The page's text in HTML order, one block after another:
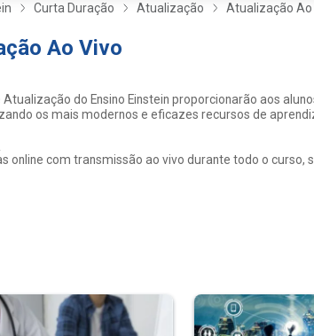
Curta Duração Atualização Atualização Ao
Ao Vivo
Atualização do Ensino Einstein proporcionarão aos
os mais modernos e eficazes recursos de
online com transmissão ao vivo durante todo o curso,